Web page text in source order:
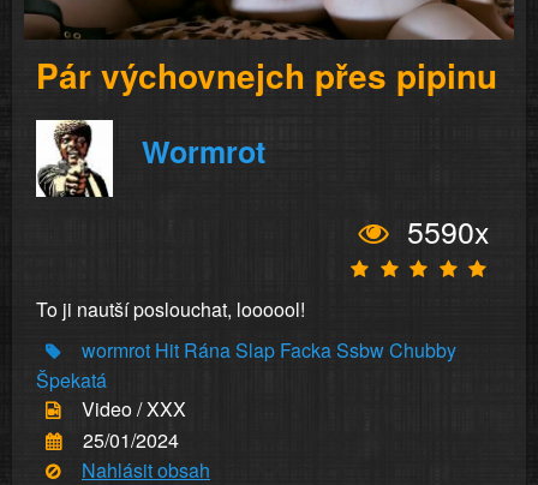
Pár výchovnejch přes pipinu
Wormrot
5590x
To ji nautší poslouchat, loooool!
wormrot Hit RánaSlap FackaSsbwChubby
Špekatá
Video / XXX
25/01/2024
Nahlásit obsah